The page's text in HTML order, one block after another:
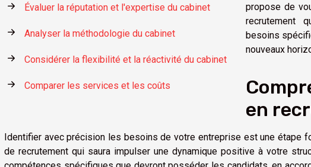
Évaluer la réputation et l'expertise du cabinet
Analyser la méthodologie du cabinet
Considérer la flexibilité et la réactivité du cabinet
Comparer les services et les coûts
propose de
recrutement
besoins
nouveaux
en
Identifier avec précision les besoins de votre entreprise est une étape
de recrutement qui saura impulser une dynamique positive à votre